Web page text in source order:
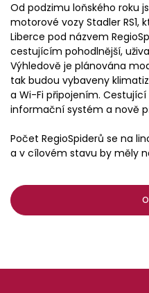
Od podzimu loňského roku
motorové vozy Stadler
Liberce pod názvem
cestujícím pohodlnější,
Výhledově je plánována
tak budou vybaveny
a Wi-Fi připojením.
informační systém a nově
Počet RegioSpiderů se na
a v cílovém stavu by měly